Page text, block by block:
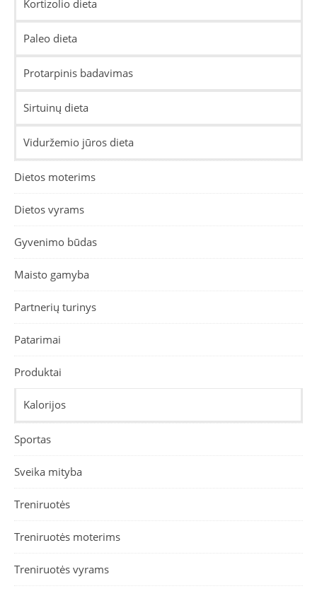
Kortizolio dieta
Paleo dieta
Protarpinis badavimas
Sirtuinų dieta
Viduržemio jūros dieta
Dietos moterims
Dietos vyrams
Gyvenimo būdas
Maisto gamyba
Partnerių turinys
Patarimai
Produktai
Kalorijos
Sportas
Sveika mityba
Treniruotės
Treniruotės moterims
Treniruotės vyrams